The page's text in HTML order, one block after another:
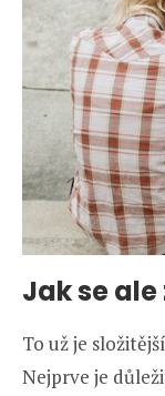
Jak se
To už je
Nejprve je